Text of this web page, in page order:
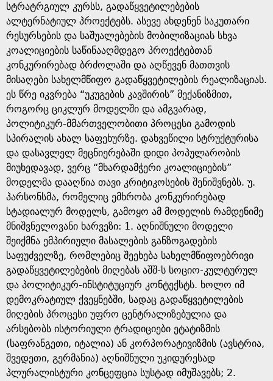
სტრატრგიულ კურსს, გადაწყვეტილებების
ალტერნატიულ პროექტებს. ასევე ახდენენ საკუთარი
რესურსების და საშუალებების მობილიზაციას სხვა
კოალიციების საწინააღმდეგო პროექტებთან
კონკურირებად ბრძოლაში და აღწევენ მათთვის
მისაღები სახელმწიფო გადაწყვეტილების რეალიზაციას.
ეს წრე იკვრება “უკუგების კავშირის” მექანიზმით,
როგორც ციკლურ მოდელში და ამგვარად,
პოლიტიკურ-მმართველობითი პროცესი გამოდის
სპირალის ახალ საფეხურზე. დახვეწილი სტრუქტურისა
და დასავლელ მეცნიერებაში დიდი პოპულარობის
მიუხედავად, ვერც “მხარდამჭერი კოალიციების”
მოდელმა დააღწია თავი კრიტიკოსების შენიშვნებს. უ.
პარსონსმა, რომელიც ემხრობა კონკურირებად
სტადიალურ მოდელს, გამოყო ამ მოდელის რამდენიმე
მნიშვნელოვანი ხარვეზი: 1. აღნიშნული მოდელი
შეიქმნა ემპირიული მასალების განზოგადების
საფუძველზე, რომლებიც შეეხება სახელმწიფოებრივი
გადაწყვეტილებების მიღებას აშშ-ს სოციო-კულტურულ
და პოლიტიკურ-ინსტიტუციურ კონტექსტს. ხოლო იმ
დემოკრატიულ ქვეყნებში, სადაც გადაწყვეტილების
მიღების პროცესი უფრო ცენტრალიზებულია და
არსებობს ისტორიული ტრადიციები ეტატიზმის
(საფრანგეთი, იტალია) ან კორპორატივიზმის (ავსტრია,
შვედეთი, გერმანია) აღნიშნული უკიდურესად
პლურალისტური კონცეფცია სუსტად იმუშავებს; 2.